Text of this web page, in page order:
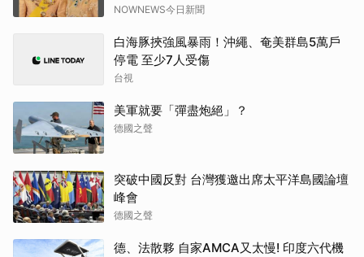
NOWNEWS今日新聞
白海豚挾強風暴雨！沖繩、奄美群島5萬戶
停電 至少7人受傷
台視
美軍就要「彈盡炮絕」？
德國之聲
突破中國反對 台灣獲邀出席太平洋島國論壇
峰會
德國之聲
德、法散夥 自家AMCA又太慢! 印度六代機